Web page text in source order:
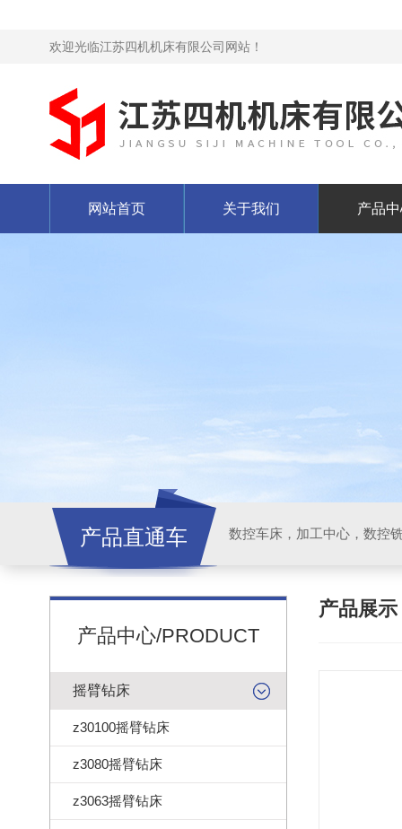
欢迎光临江苏四机机床有限公司网站！
网站首页 关于我们 产品
产品直通车
产品中心/PRODUCT
摇臂钻床
z30100摇臂钻床
z3080摇臂钻床
z3063摇臂钻床
产品展示